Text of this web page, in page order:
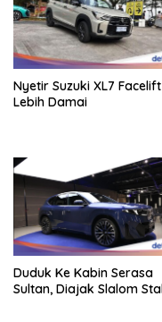
Nyetir Suzuki XL7
Lebih Damai
Duduk Ke Kabin Serasa
Sultan, Diajak Slalom